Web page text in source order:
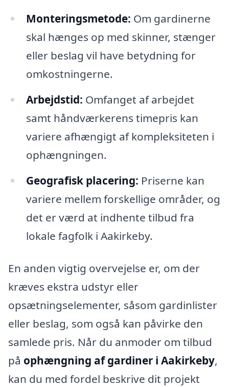
Monteringsmetode: Om gardinerne
skal hænges op med skinner, stænger
eller beslag vil have betydning for
omkostningerne.
Arbejdstid: Omfanget af arbejdet
samt håndværkerens timepris kan
variere afhængigt af kompleksiteten i
ophængningen.
Geografisk placering: Priserne kan
variere mellem forskellige områder, og
det er værd at indhente tilbud fra
lokale fagfolk i Aakirkeby.
En anden vigtig overvejelse er, om der
kræves ekstra udstyr eller
opsætningselementer, såsom gardinlister
eller beslag, som også kan påvirke den
samlede pris. Når du anmoder om tilbud
på ophængning af gardiner i Aakirkeby,
kan du med fordel beskrive dit projekt